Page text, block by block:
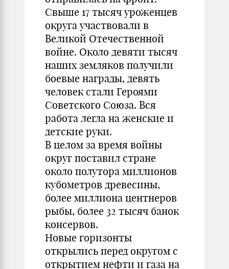
Свыше 17 тысяч уроженцев
округа участвовали в
Великой Отечественной
войне. Около девяти тысяч
наших земляков получили
боевые награды, девять
человек стали Героями
Советского Союза. Вся
работа легла на женские и
детские руки.
В целом за время войны
округ поставил стране
около полутора миллионов
кубометров древесины,
более миллиона центнеров
рыбы, более 32 тысяч банок
консервов.
Новые горизонты
открылись перед округом с
открытием нефти и газа на